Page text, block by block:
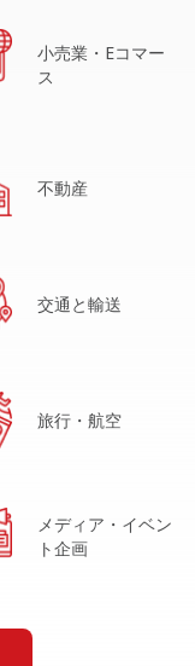
小売業・Eコマー
ス
不動産
交通と輸送
旅行・航空
メディア・イベン
ト企画